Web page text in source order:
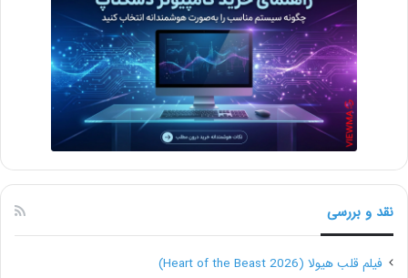
نقد و بررسی
فیلم قلب هیولا (Heart of the Beast 2026)